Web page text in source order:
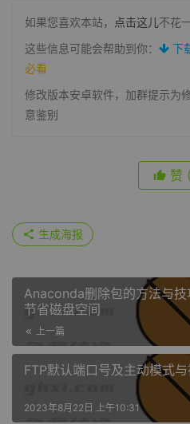
如果您喜欢本站， 点击这儿不花
这些信息可能会帮助到你：
下
必看
修改版本安卓软件，加群提示为
意鉴别
赞
生成海报
Anaconda删除包的方法与
节省磁盘空间
上一篇
FTP默认端口号及主动模式
2023年8月22日 上午10:31